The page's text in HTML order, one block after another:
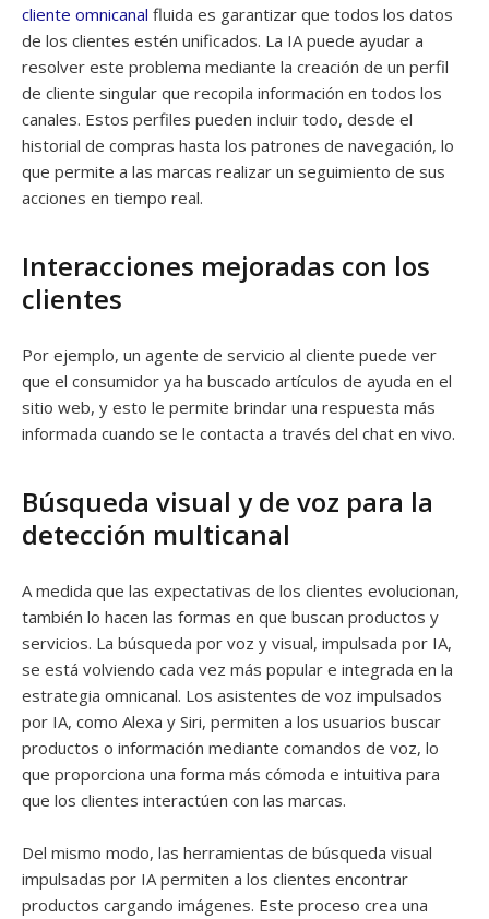
cliente omnicanal fluida es garantizar que todos los datos
de los clientes estén unificados. La IA puede ayudar a
resolver este problema mediante la creación de un perfil
de cliente singular que recopila información en todos los
canales. Estos perfiles pueden incluir todo, desde el
historial de compras hasta los patrones de navegación, lo
que permite a las marcas realizar un seguimiento de sus
acciones en tiempo real.
Interacciones mejoradas con los
clientes
Por ejemplo, un agente de servicio al cliente puede ver
que el consumidor ya ha buscado artículos de ayuda en el
sitio web, y esto le permite brindar una respuesta más
informada cuando se le contacta a través del chat en vivo.
Búsqueda visual y de voz para la
detección multicanal
A medida que las expectativas de los clientes evolucionan,
también lo hacen las formas en que buscan productos y
servicios. La búsqueda por voz y visual, impulsada por IA,
se está volviendo cada vez más popular e integrada en la
estrategia omnicanal. Los asistentes de voz impulsados
por IA, como Alexa y Siri, permiten a los usuarios buscar
productos o información mediante comandos de voz, lo
que proporciona una forma más cómoda e intuitiva para
que los clientes interactúen con las marcas.
Del mismo modo, las herramientas de búsqueda visual
impulsadas por IA permiten a los clientes encontrar
productos cargando imágenes. Este proceso crea una